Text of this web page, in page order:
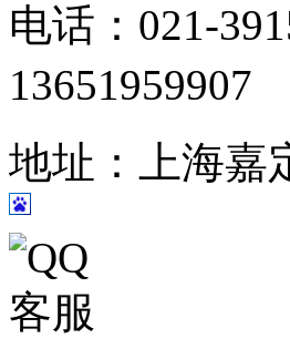
电话：021-
13651959907
地址：上海